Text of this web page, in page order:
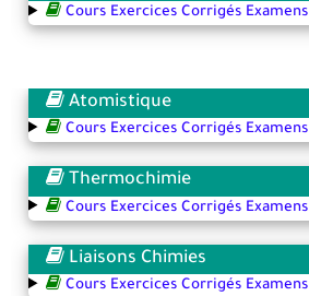
Cours Exercices Corrigés Examens
Atomistique
Cours Exercices Corrigés Examens
Thermochimie
Cours Exercices Corrigés Examens
Liaisons Chimies
Cours Exercices Corrigés Examens